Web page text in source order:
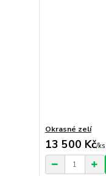
Okrasné zelí
13 500 Kč/ks